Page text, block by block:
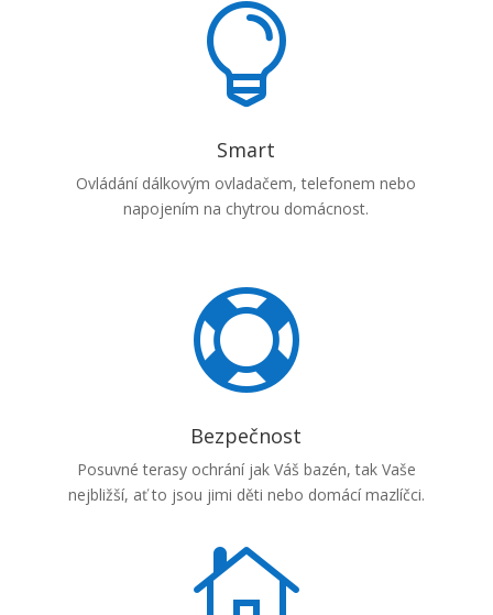

Smart
Ovládání dálkovým ovladačem, telefonem nebo
napojením na chytrou domácnost.

Bezpečnost
Posuvné terasy ochrání jak Váš bazén, tak Vaše
nejbližší, ať to jsou jimi děti nebo domácí mazlíčci.
